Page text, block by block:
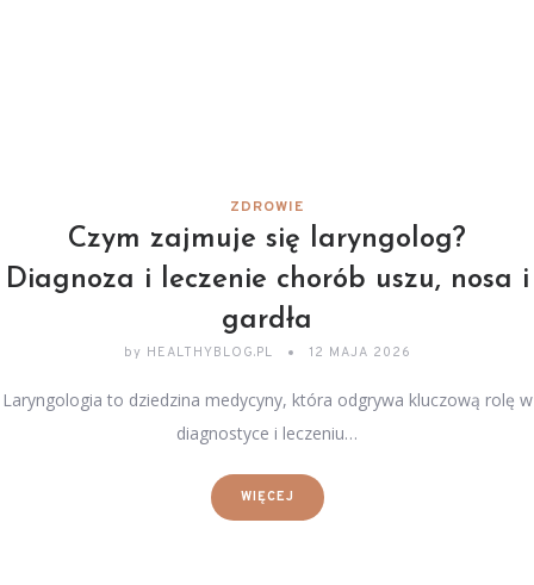
ZDROWIE
Czym zajmuje się laryngolog?
Diagnoza i leczenie chorób uszu, nosa i
gardła
by HEALTHYBLOG.PL 12 MAJA 2026
Laryngologia to dziedzina medycyny, która odgrywa kluczową rolę w
diagnostyce i leczeniu…
WIĘCEJ